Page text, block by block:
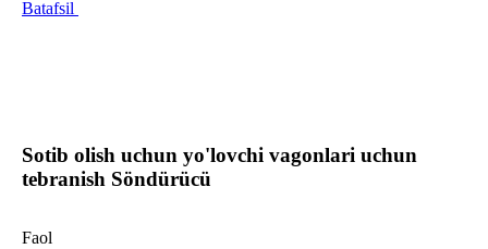
Batafsil
Sotib olish uchun yo'lovchi vagonlari uchun
tebranish Söndürücü
Faol